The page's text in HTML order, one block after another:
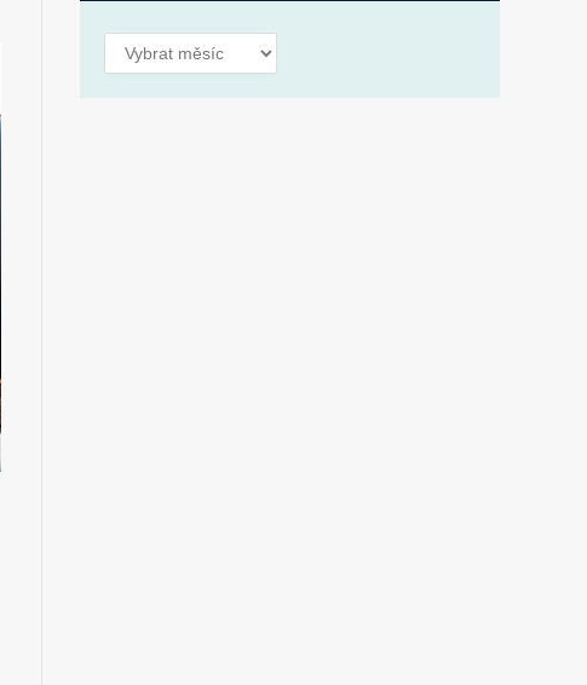
Archivy